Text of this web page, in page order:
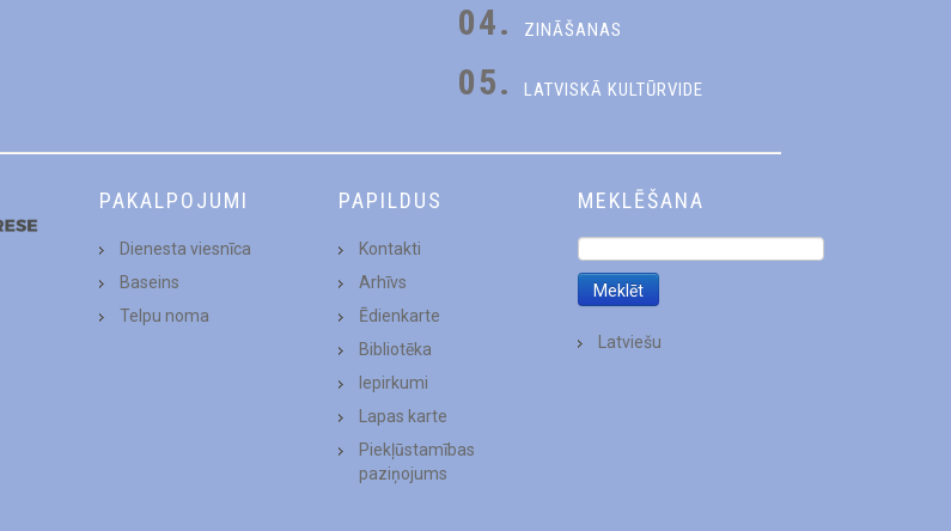
04. ZINĀŠANAS
05. LATVISKĀ KULTŪRVIDE
PAKALPOJUMI
Dienesta viesnīca
Baseins
Telpu noma
PAPILDUS
Kontakti
Arhīvs
Ēdienkarte
Bibliotēka
Iepirkumi
Lapas karte
Piekļūstamības
paziņojums
MEKLĒŠANA
Latviešu